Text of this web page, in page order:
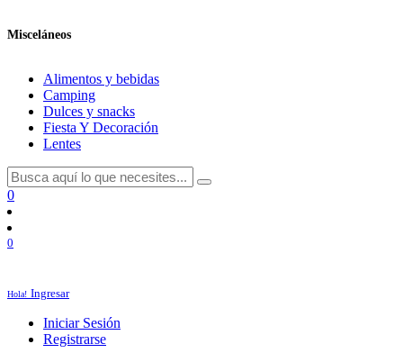
Misceláneos
Alimentos y bebidas
Camping
Dulces y snacks
Fiesta Y Decoración
Lentes
0
0
Hola! Ingresar
Iniciar Sesión
Registrarse